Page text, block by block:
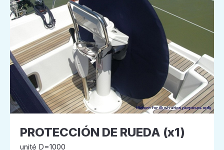
PROTECCIÓN DE RUEDA (x1)
unité D=1000